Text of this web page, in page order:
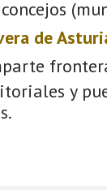
concejos
de
y